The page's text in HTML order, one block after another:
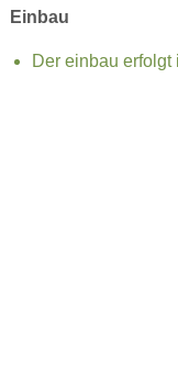
Einbau
Der einbau